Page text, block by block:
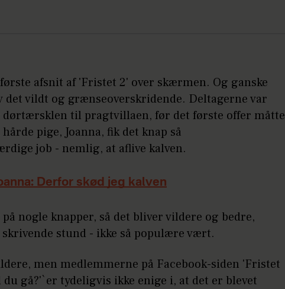
afsnit af 'Fristet 2' over skærmen. Og ganske
det vildt og grænseoverskridende. Deltagerne var
dørtærsklen til pragtvillaen, før det første offer måtte
pige, Joanna, fik det knap så
job - nemlig, at aflive kalven.
Derfor skød jeg kalven
nogle knapper, så det bliver vildere og bedre,
stund - ikke så populære vært.
men medlemmerne på Facebook-siden 'Fristet
gå?'`er tydeligvis ikke enige i, at det er blevet